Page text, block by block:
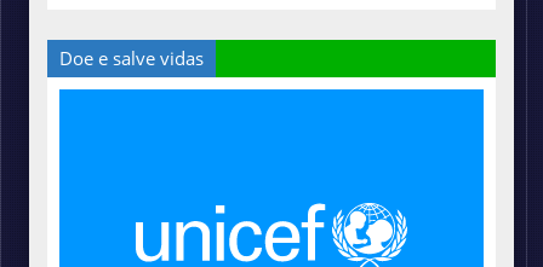
Doe e salve vidas